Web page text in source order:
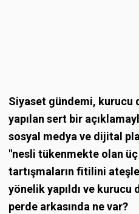
Siyaset gündemi, kurucu
yapılan sert bir
sosyal medya ve dijital
"nesli tükenmekte olan
tartışmaların fitilini
yönelik yapıldı ve kurucu
perde arkasında ne var?